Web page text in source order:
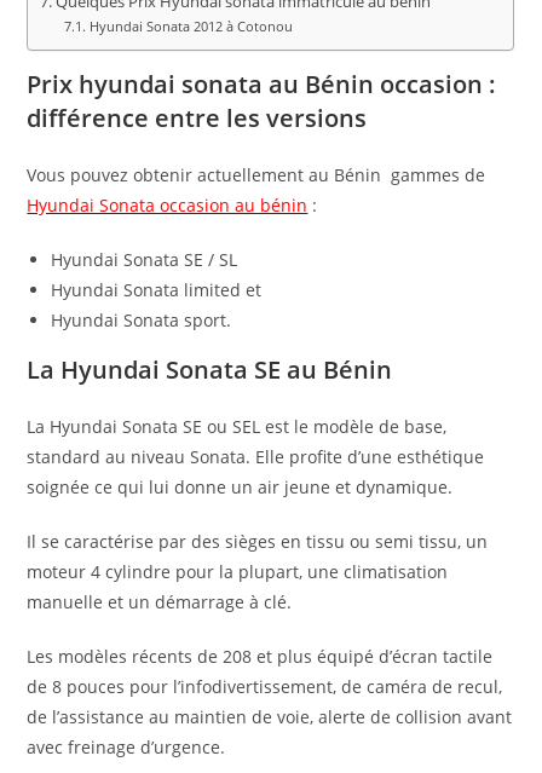
Hyundai Sonata 2012 à Cotonou
Prix hyundai sonata au Bénin occasion :
différence entre les versions
Vous pouvez obtenir actuellement au Bénin gammes de
Hyundai Sonata occasion au bénin :
Hyundai Sonata SE / SL
Hyundai Sonata limited et
Hyundai Sonata sport.
La Hyundai Sonata SE au Bénin
La Hyundai Sonata SE ou SEL est le modèle de base,
standard au niveau Sonata. Elle profite d’une esthétique
soignée ce qui lui donne un air jeune et dynamique.
Il se caractérise par des sièges en tissu ou semi tissu, un
moteur 4 cylindre pour la plupart, une climatisation
manuelle et un démarrage à clé.
Les modèles récents de 208 et plus équipé d’écran tactile
de 8 pouces pour l’infodivertissement, de caméra de recul,
de l’assistance au maintien de voie, alerte de collision avant
avec freinage d’urgence.